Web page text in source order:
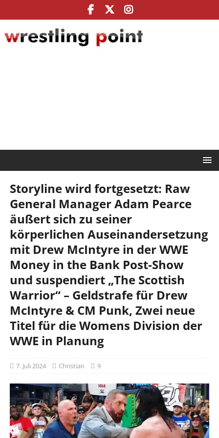
Storyline wird fortgesetzt: Raw
General Manager Adam Pearce
äußert sich zu seiner
körperlichen Auseinandersetzung
mit Drew McIntyre in der WWE
Money in the Bank Post-Show
und suspendiert „The Scottish
Warrior“ – Geldstrafe für Drew
McIntyre & CM Punk, Zwei neue
Titel für die Womens Division der
WWE in Planung
7. Juli 2024 Christian 9